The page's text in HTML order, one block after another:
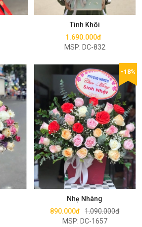
Tinh Khôi
1.690.000đ
MSP: DC-832
Mua ngay
Nhẹ Nhàng
890.000đ 1.090.000đ
MSP: DC-1657
-18%
Mua ngay